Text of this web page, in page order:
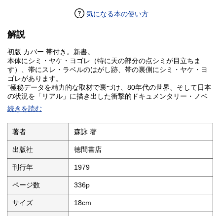
気になる本の使い方
解説
初版 カバー 帯付き。新書。
本体にシミ・ヤケ・ヨゴレ（特に天の部分の点シミが目立ちま
す）、帯にスレ・ラベルのはがし跡、帯の裏側にシミ・ヤケ・ヨ
ゴレがあります。
”極秘データを精力的な取材で裏づけ、80年代の世界、そして日本
の状況を「リアル」に描き出した衝撃的ドキュメンタリー・ノベ
ル”（帯文）。
続きを読む
著者 森詠 著
出版社 徳間書店
刊行年 1979
ページ数 336p
サイズ 18cm